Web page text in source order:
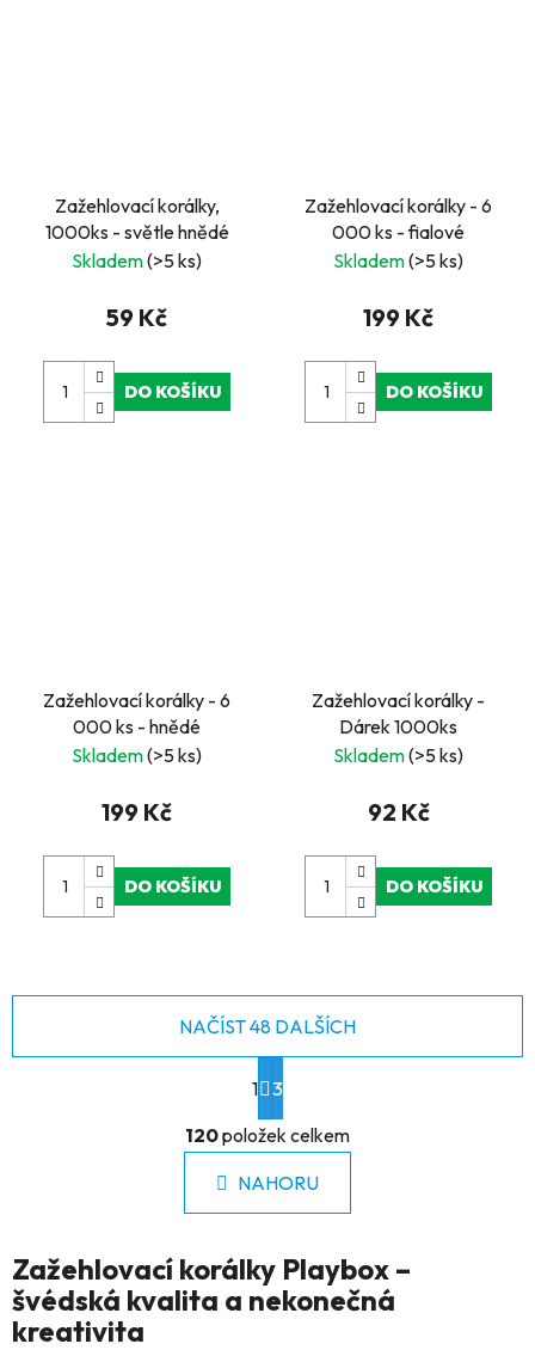
Zažehlovací korálky,
1000ks - světle hnědé
Skladem(>5 ks)
59 Kč
DO KOŠÍKU
Zažehlovací korálky - 6
000 ks - fialové
Skladem(>5 ks)
199 Kč
DO KOŠÍKU
Zažehlovací korálky - 6
000 ks - hnědé
Skladem(>5 ks)
199 Kč
DO KOŠÍKU
Zažehlovací korálky -
Dárek 1000ks
Skladem(>5 ks)
92 Kč
DO KOŠÍKU
O
v
á
d
c
í
NAČÍST 48 DALŠÍCH
S
t
r
á
n
k
n
í
1 3
120položek celkem
NAHORU
Zažehlovací korálky Playbox –
švédská kvalita a nekonečná
kreativita